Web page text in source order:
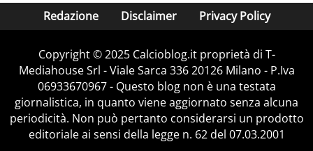
Redazione Disclaimer Privacy Policy
Copyright © 2025 Calcioblog.it proprietà di T-
Mediahouse Srl - Viale Sarca 336 20126 Milano - P.Iva
06933670967 - Questo blog non è una testata
giornalistica, in quanto viene aggiornato senza alcuna
periodicità. Non può pertanto considerarsi un prodotto
editoriale ai sensi della legge n. 62 del 07.03.2001